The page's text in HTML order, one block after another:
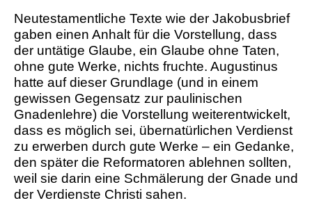
Neutestamentliche Texte wie der Jakobusbrief
gaben einen Anhalt für die Vorstellung, dass
der untätige Glaube, ein Glaube ohne Taten,
ohne gute Werke, nichts fruchte. Augustinus
hatte auf dieser Grundlage (und in einem
gewissen Gegensatz zur paulinischen
Gnadenlehre) die Vorstellung weiterentwickelt,
dass es möglich sei, übernatürlichen Verdienst
zu erwerben durch gute Werke – ein Gedanke,
den später die Reformatoren ablehnen sollten,
weil sie darin eine Schmälerung der Gnade und
der Verdienste Christi sahen.